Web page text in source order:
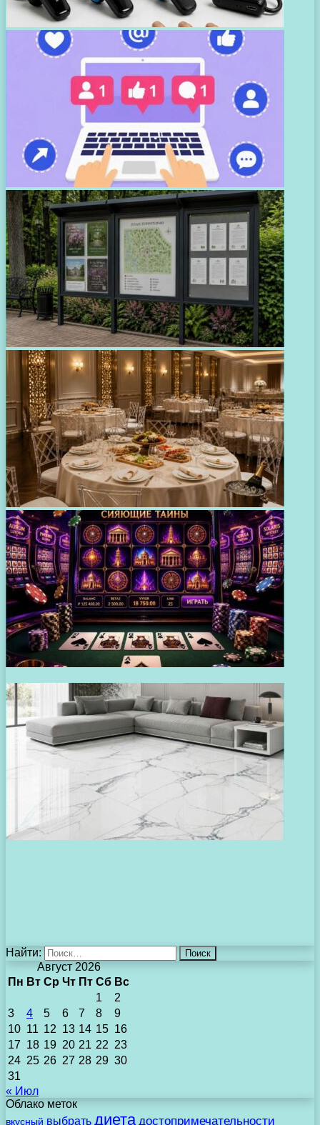
Найти:
Август 2026
Пн Вт Ср Чт Пт Сб Вс
1
2
3
4 5 6 7 8
9
10 11 12 13 14 15 16
17 18 19 20 21 22 23
24 25 26 27 28 29 30
31
« Июл
Облако меток
вкусный выбрать диета достопримечательности